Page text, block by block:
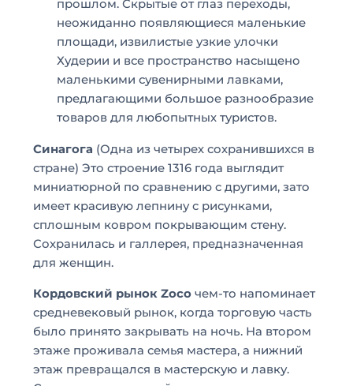
прошлом. Скрытые от глаз переходы,
неожиданно появляющиеся маленькие
площади, извилистые узкие улочки
Худерии и все пространство насыщено
маленькими сувенирными лавками,
предлагающими большое разнообразие
товаров для любопытных туристов.
Синагога (Одна из четырех сохранившихся в
стране) Это строение 1316 года выглядит
миниатюрной по сравнению с другими, зато
имеет красивую лепнину с рисунками,
сплошным ковром покрывающим стену.
Сохранилась и галлерея, предназначенная
для женщин.
Кордовский рынок Zoco чем-то напоминает
средневековый рынок, когда торговую часть
было принято закрывать на ночь. На втором
этаже проживала семья мастера, а нижний
этаж превращался в мастерскую и лавку.